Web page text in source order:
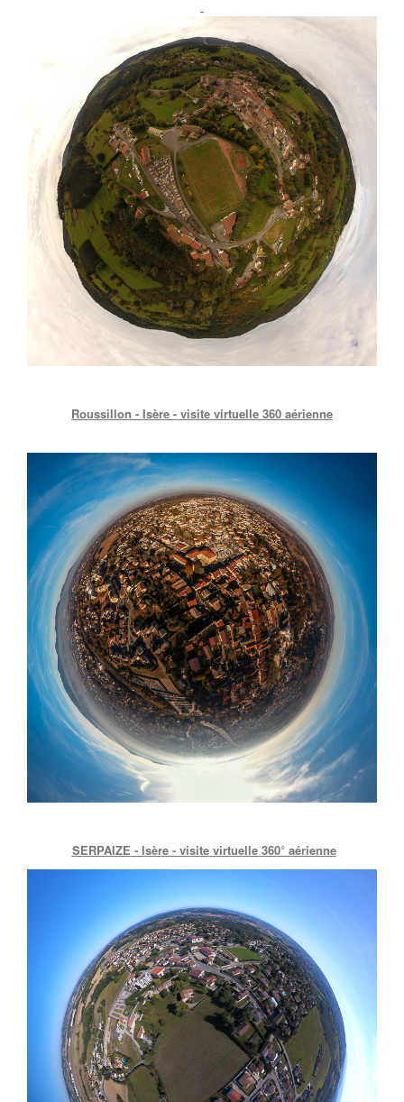
Roussillon - Isère - visite virtuelle 360 aérienne
SERPAIZE - Isère - visite virtuelle 360° aérienne